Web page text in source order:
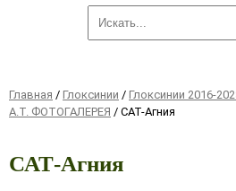
Главная / Глоксинии / Глоксинии 2016-
А.Т. ФОТОГАЛЕРЕЯ / САТ-Агния
САТ-Агния